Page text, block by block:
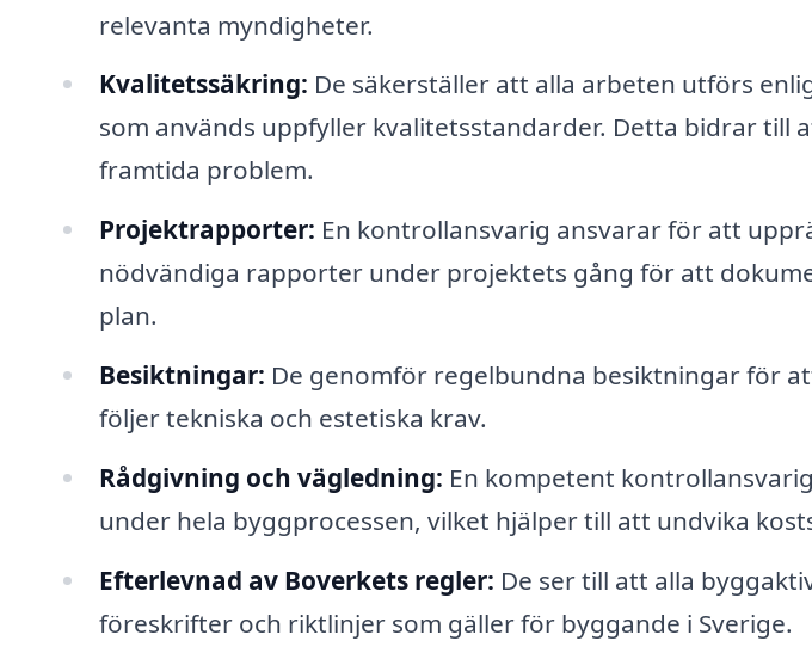
relevanta myndigheter.
Kvalitetssäkring: De säkerställer att alla arbeten utförs
som används uppfyller kvalitetsstandarder. Detta bidrar till
framtida problem.
Projektrapporter: En kontrollansvarig ansvarar för att
nödvändiga rapporter under projektets gång för att
plan.
Besiktningar: De genomför regelbundna besiktningar för
följer tekniska och estetiska krav.
Rådgivning och vägledning: En kompetent
under hela byggprocessen, vilket hjälper till att undvika
Efterlevnad av Boverkets regler: De ser till att alla
föreskrifter och riktlinjer som gäller för byggande i Sverige.